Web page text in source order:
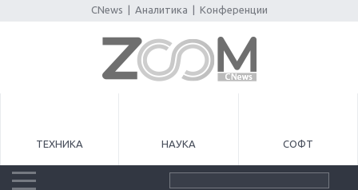
CNews Аналитика Конференции
ТЕХНИКА НАУКА СОФТ